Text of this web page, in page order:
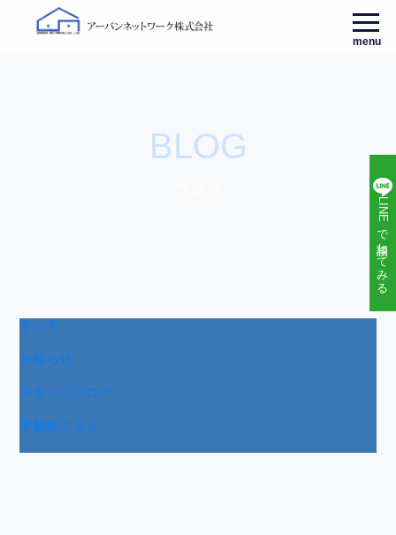
menu
LINEで相談してみる
BLOG
すべて
お知らせ
スタッフブログ
不動産コラム